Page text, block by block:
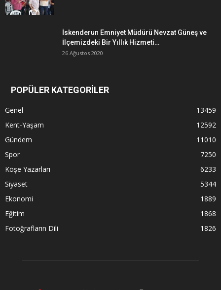
İskenderun Emniyet Müdürü Nevzat Güneş ve
İlçemizdeki Bir Yıllık Hizmeti…
26 Ağustos 2020
POPÜLER KATEGORİLER
Genel
13459
Kent-Yaşam
12592
Gündem
11010
Spor
7250
Köşe Yazarları
6233
Siyaset
5344
Ekonomi
1889
Eğitim
1868
Fotoğrafların Dili
1826